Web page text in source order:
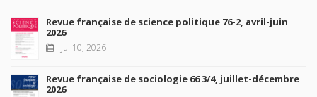
Revue française de science politique 76-2, avril-juin
2026
Jul 10, 2026
Revue française de sociologie 66 3/4, juillet-décembre
2026